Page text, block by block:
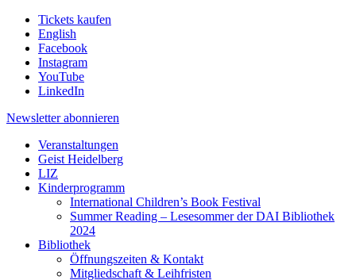
Tickets kaufen
English
Facebook
Instagram
YouTube
LinkedIn
Newsletter abonnieren
Veranstaltungen
Geist Heidelberg
LIZ
Kinderprogramm
International Children’s Book Festival
Summer Reading – Lesesommer der DAI Bibliothek
2024
Bibliothek
Öffnungszeiten & Kontakt
Mitgliedschaft & Leihfristen